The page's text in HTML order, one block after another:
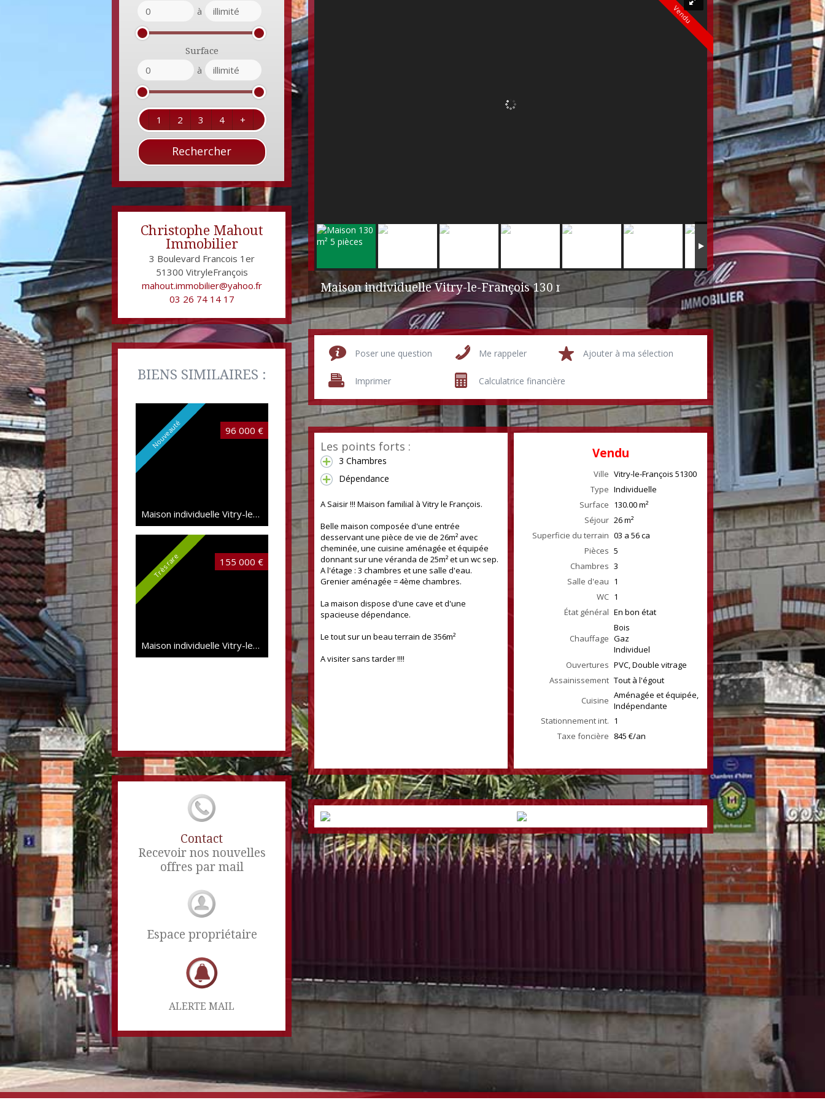
à
Surface
à
1 2 3 4 +
Christophe Mahout
Immobilier
3 Boulevard Francois 1er
51300 VitryleFrançois
mahout.immobilier@yahoo.fr
03 26 74 14 17
BIENS SIMILAIRES :
Nouveauté 96 000 €
Maison individuelle Vitry-le-François
Très rare 155 000 €
Maison individuelle Vitry-le-François 153 m²
Maison Vitry-le-François97 m²
Contact
Recevoir nos nouvelles
offres par mail
Espace propriétaire
ALERTE MAIL
Vendu
Maison individuelle Vitry-le-François130 m²
Poser une question Me rappeler Ajouter à ma sélection
Imprimer Calculatrice financière
Les points forts :
3 Chambres
Dépendance
A Saisir !!! Maison familial à Vitry le François.
Belle maison composée d'une entrée
desservant une pièce de vie de 26m² avec
cheminée, une cuisine aménagée et équipée
donnant sur une véranda de 25m² et un wc sep.
A l'étage : 3 chambres et une salle d'eau.
Grenier aménagée = 4ème chambres.
La maison dispose d'une cave et d'une
spacieuse dépendance.
Le tout sur un beau terrain de 356m²
A visiter sans tarder !!!!
Vendu
Ville Vitry-le-François 51300
Type Individuelle
Surface 130.00m²
Séjour 26m²
Superficie du terrain 03 a 56 ca
Pièces 5
Chambres 3
Salle d'eau 1
WC 1
État général En bon état
Chauffage
Bois
Gaz
Individuel
Ouvertures PVC, Double vitrage
Assainissement Tout à l'égout
Cuisine Aménagée et équipée,
Indépendante
Stationnement int. 1
Taxe foncière 845 €/an